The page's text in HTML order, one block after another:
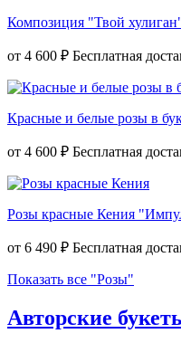
Композиция "Твой
от 4 600 ₽
Красные и белые розы в
от 4 600 ₽
Розы красные Кения
от 6 490 ₽
Показать все "Розы"
Авторские